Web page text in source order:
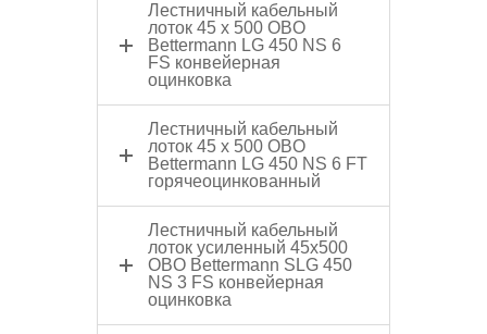
Лестничный кабельный
лоток 45 x 500 OBO
Bettermann LG 450 NS 6
FS конвейерная
оцинковка
Лестничный кабельный
лоток 45 x 500 OBO
Bettermann LG 450 NS 6 FT
горячеоцинкованный
Лестничный кабельный
лоток усиленный 45x500
OBO Bettermann SLG 450
NS 3 FS конвейерная
оцинковка